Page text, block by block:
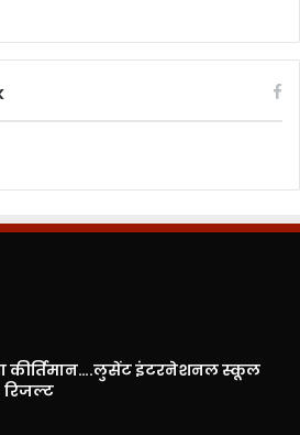
कीर्तिमान….लुसेंट इंटरनेशनल स्कूल
रिजल्ट